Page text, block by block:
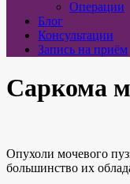
Операции
Блог
Консультации
Запись на приём
Саркома
Опухоли мочевого
большинство их